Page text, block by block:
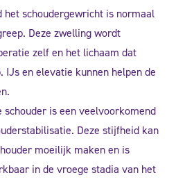
het schoudergewricht is normaal
Deze zwelling wordt
zelf en het lichaam dat
IJs en elevatie kunnen helpen de
schouder is een veelvoorkomend
Deze stijfheid kan
moeilijk maken en is
in de vroege stadia van het